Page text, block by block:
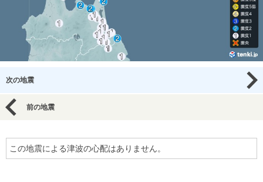
次の地震
前の地震
この地震による津波の心配はありません。